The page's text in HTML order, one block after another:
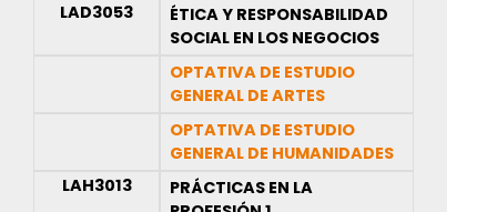
LAD3053
ÉTICA Y RESPONSABILIDAD
SOCIAL EN LOS NEGOCIOS
OPTATIVA DE ESTUDIO
GENERAL DE ARTES
OPTATIVA DE ESTUDIO
GENERAL DE HUMANIDADES
LAH3013
PRÁCTICAS EN LA